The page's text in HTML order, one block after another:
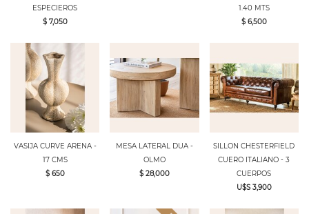
ESPECIEROS
$ 7,050
1.40 MTS
$ 6,500
VASIJA CURVE ARENA -
17 CMS
$ 650
MESA LATERAL DUA -
OLMO
$ 28,000
SILLON CHESTERFIELD
CUERO ITALIANO - 3
CUERPOS
U$S 3,900